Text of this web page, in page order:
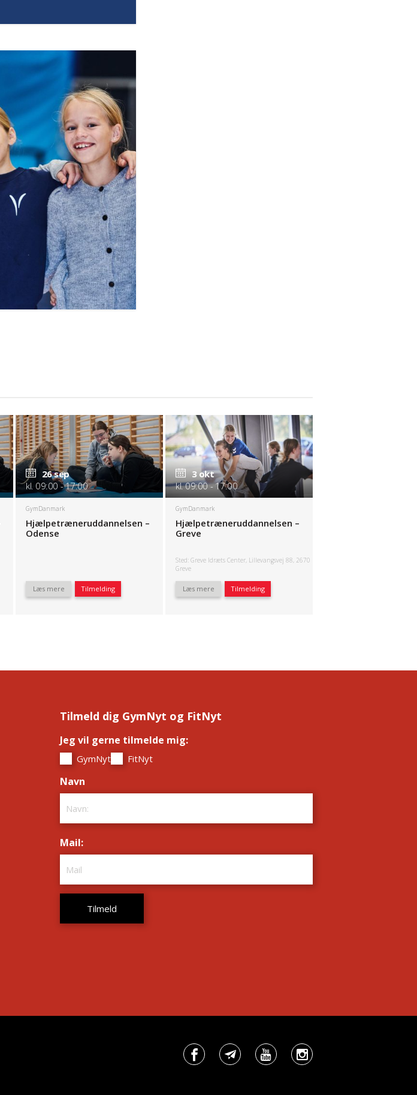
26 sep
kl. 09:00 - 17:00
GymDanmark
Hjælpetræneruddannelsen –
Odense
Læs mere Tilmelding
3 okt
kl. 09:00 - 17:00
GymDanmark
Hjælpetræneruddannelsen –
Greve
Sted: Greve Idræts Center, Lillevangsvej 88, 2670
Greve
Læs mere Tilmelding
Tilmeld dig GymNyt og FitNyt
Jeg vil gerne tilmelde mig:
GymNyt FitNyt
Navn
Mail: